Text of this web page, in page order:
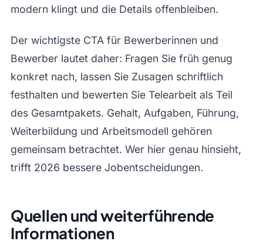
modern klingt und die Details offenbleiben.
Der wichtigste CTA für Bewerberinnen und
Bewerber lautet daher: Fragen Sie früh genug
konkret nach, lassen Sie Zusagen schriftlich
festhalten und bewerten Sie Telearbeit als Teil
des Gesamtpakets. Gehalt, Aufgaben, Führung,
Weiterbildung und Arbeitsmodell gehören
gemeinsam betrachtet. Wer hier genau hinsieht,
trifft 2026 bessere Jobentscheidungen.
Quellen und weiterführende
Informationen